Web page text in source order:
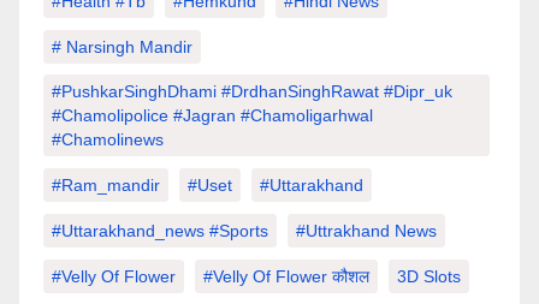
# Narsingh Mandir
#PushkarSinghDhami #drdhanSinghRawat #dipr_uk
#chamolipolice #Jagran #chamoligarhwal
#chamolinews
#Ram_mandir #uset #uttarakhand
#Uttarakhand_news #sports #Uttrakhand News
#velly Of Flower #velly Of Flower कौशल 3D Slots